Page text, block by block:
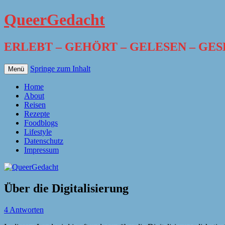
QueerGedacht
ERLEBT – GEHÖRT – GELESEN –
Menü Springe zum Inhalt
Home
About
Reisen
Rezepte
Foodblogs
Lifestyle
Datenschutz
Impressum
Über die Digitalisierung
4 Antworten